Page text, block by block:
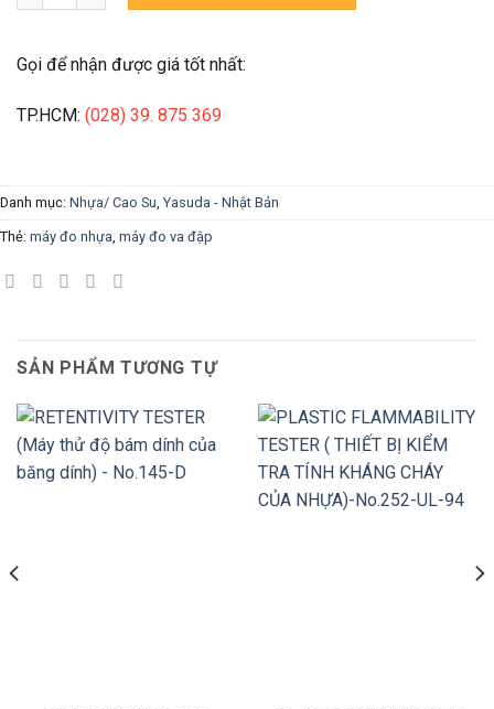
Gọi để nhận được giá tốt nhất:
TP.HCM: (028) 39. 875 369
Danh mục: Nhựa/ Cao Su Yasuda - Nhật Bản
Thẻ: máy đo nhựa máy đo va đập
SẢN PHẨM TƯƠNG TỰ